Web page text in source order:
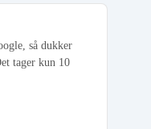
så dukker
tager kun 10